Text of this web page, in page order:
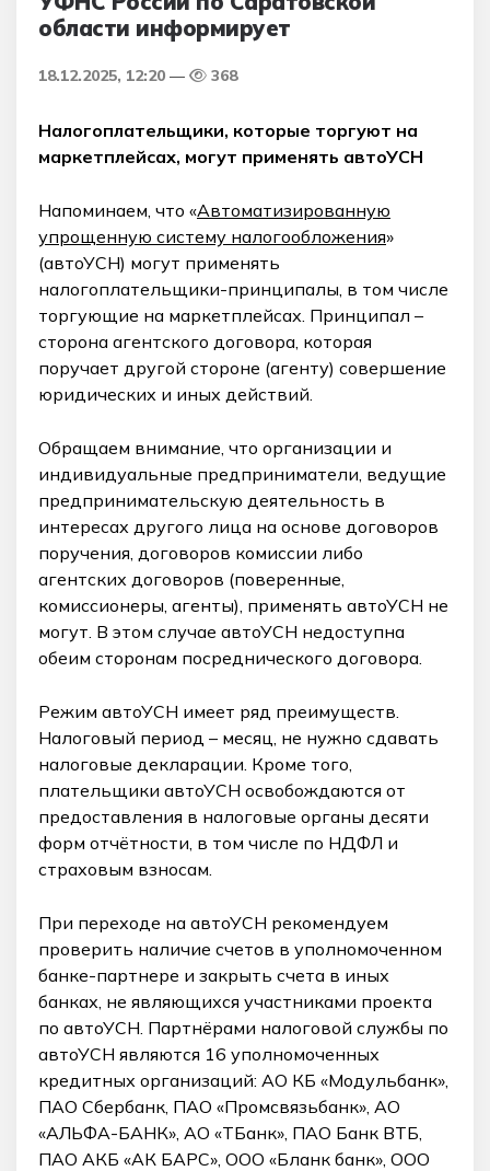
области информирует
18.12.2025, 12:20 368
Налогоплательщики, которые торгуют на
маркетплейсах, могут применять автоУСН
Напоминаем, что «Автоматизированную
упрощенную систему налогообложения»
(автоУСН) могут применять
налогоплательщики-принципалы, в том числе
торгующие на маркетплейсах. Принципал –
сторона агентского договора, которая
поручает другой стороне (агенту) совершение
юридических и иных действий.
Обращаем внимание, что организации и
индивидуальные предприниматели, ведущие
предпринимательскую деятельность в
интересах другого лица на основе договоров
поручения, договоров комиссии либо
агентских договоров (поверенные,
комиссионеры, агенты), применять автоУСН не
могут. В этом случае автоУСН недоступна
обеим сторонам посреднического договора.
Режим автоУСН имеет ряд преимуществ.
Налоговый период – месяц, не нужно сдавать
налоговые декларации. Кроме того,
плательщики автоУСН освобождаются от
предоставления в налоговые органы десяти
форм отчётности, в том числе по НДФЛ и
страховым взносам.
При переходе на автоУСН рекомендуем
проверить наличие счетов в уполномоченном
банке-партнере и закрыть счета в иных
банках, не являющихся участниками проекта
по автоУСН. Партнёрами налоговой службы по
автоУСН являются 16 уполномоченных
кредитных организаций: АО КБ «Модульбанк»,
ПАО Сбербанк, ПАО «Промсвязьбанк», АО
«АЛЬФА-БАНК», АО «ТБанк», ПАО Банк ВТБ,
ПАО АКБ «АК БАРС», ООО «Бланк банк», ООО